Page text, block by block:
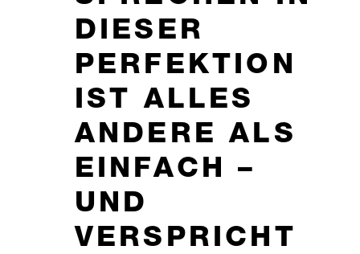
IESER P
ERFEKTION I
ST ALLES A
NDERE ALS E
INFACH – U
ND V
ERSPRICHT G